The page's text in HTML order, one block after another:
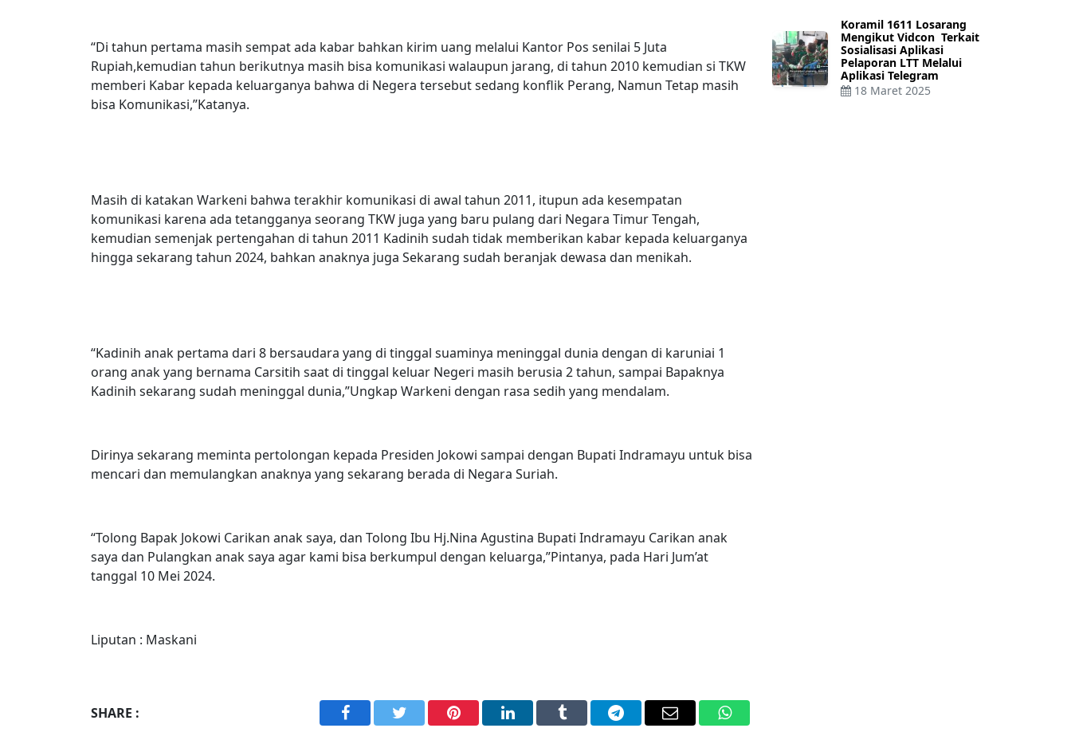
“Di tahun pertama masih sempat ada kabar bahkan kirim uang melalui Kantor Pos senilai 5 Juta
Rupiah,kemudian tahun berikutnya masih bisa komunikasi walaupun jarang, di tahun 2010 kemudian si TKW
memberi Kabar kepada keluarganya bahwa di Negera tersebut sedang konflik Perang, Namun Tetap masih
bisa Komunikasi,”Katanya.
Masih di katakan Warkeni bahwa terakhir komunikasi di awal tahun 2011, itupun ada kesempatan
komunikasi karena ada tetangganya seorang TKW juga yang baru pulang dari Negara Timur Tengah,
kemudian semenjak pertengahan di tahun 2011 Kadinih sudah tidak memberikan kabar kepada keluarganya
hingga sekarang tahun 2024, bahkan anaknya juga Sekarang sudah beranjak dewasa dan menikah.
“Kadinih anak pertama dari 8 bersaudara yang di tinggal suaminya meninggal dunia dengan di karuniai 1
orang anak yang bernama Carsitih saat di tinggal keluar Negeri masih berusia 2 tahun, sampai Bapaknya
Kadinih sekarang sudah meninggal dunia,”Ungkap Warkeni dengan rasa sedih yang mendalam.
Dirinya sekarang meminta pertolongan kepada Presiden Jokowi sampai dengan Bupati Indramayu untuk bisa
mencari dan memulangkan anaknya yang sekarang berada di Negara Suriah.
“Tolong Bapak Jokowi Carikan anak saya, dan Tolong Ibu Hj.Nina Agustina Bupati Indramayu Carikan anak
saya dan Pulangkan anak saya agar kami bisa berkumpul dengan keluarga,”Pintanya, pada Hari Jum’at
tanggal 10 Mei 2024.
Liputan : Maskani
SHARE :
FacebookTwitterPinterestLinkedInTumblrTelegramEmail WhatsApp
Koramil 1611 Losarang
Mengikut Vidcon Terkait
Sosialisasi Aplikasi
Pelaporan LTT Melalui
Aplikasi Telegram
18 Maret 2025